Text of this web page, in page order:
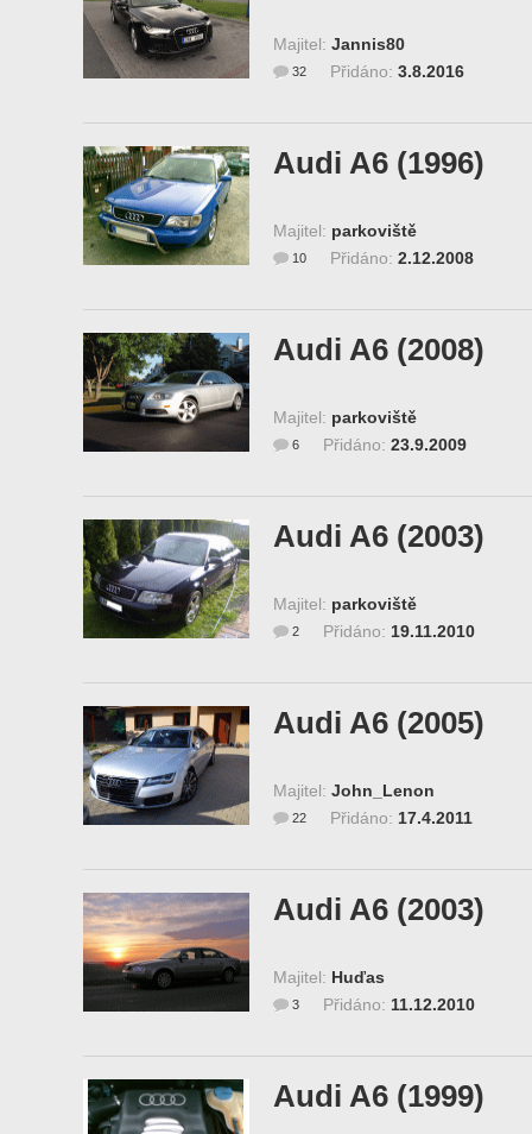
Majitel: Jannis80
Přidáno: 3.8.2016
32
Audi A6 (1996)
Majitel: parkoviště
Přidáno: 2.12.2008
10
Audi A6 (2008)
Majitel: parkoviště
Přidáno: 23.9.2009
6
Audi A6 (2003)
Majitel: parkoviště
Přidáno: 19.11.2010
2
Audi A6 (2005)
Majitel: John_Lenon
Přidáno: 17.4.2011
22
Audi A6 (2003)
Majitel: Huďas
Přidáno: 11.12.2010
3
Audi A6 (1999)